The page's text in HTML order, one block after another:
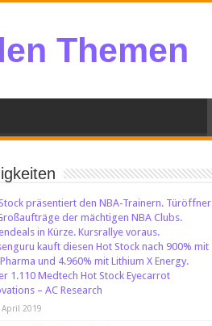
Themen
präsentiert den NBA-Trainern. Türöffner
der mächtigen NBA Clubs.
in Kürze. Kursrallye voraus.
kauft diesen Hot Stock nach 900% mit
Pharma und 4.960% mit Lithium X Energy.
1.110 Medtech Hot Stock Eyecarrot
– AC Research
April 2019